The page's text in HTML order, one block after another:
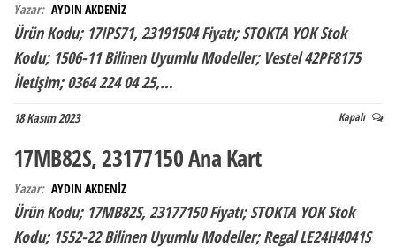
Yazar: AYDIN AKDENİZ
Ürün Kodu; 17IPS71, 23191504 Fiyatı; STOKTA YOK Stok
Kodu; 1506-11 Bilinen Uyumlu Modeller; Vestel 42PF8175
İletişim; 0364 224 04 25,…
18 Kasım 2023 Kapalı
17MB82S, 23177150 Ana Kart
Yazar: AYDIN AKDENİZ
Ürün Kodu; 17MB82S, 23177150 Fiyatı; STOKTA YOK Stok
Kodu; 1552-22 Bilinen Uyumlu Modeller; Regal LE24H4041S